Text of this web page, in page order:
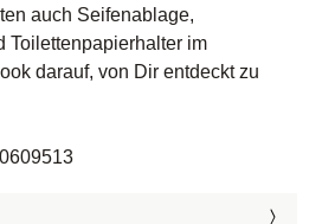
auch Seifenablage,
Toilettenpapierhalter im
darauf, von Dir entdeckt zu